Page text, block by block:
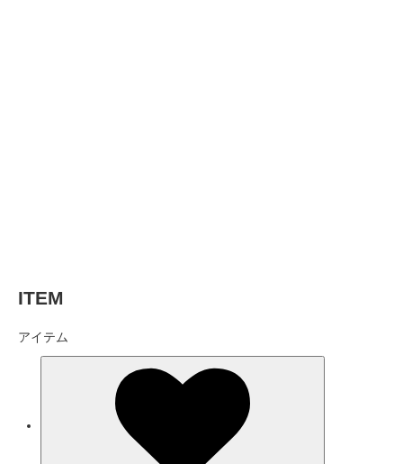
ITEM
アイテム